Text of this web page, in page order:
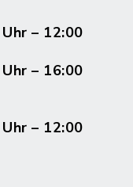
– 12:00
– 16:00
– 12:00